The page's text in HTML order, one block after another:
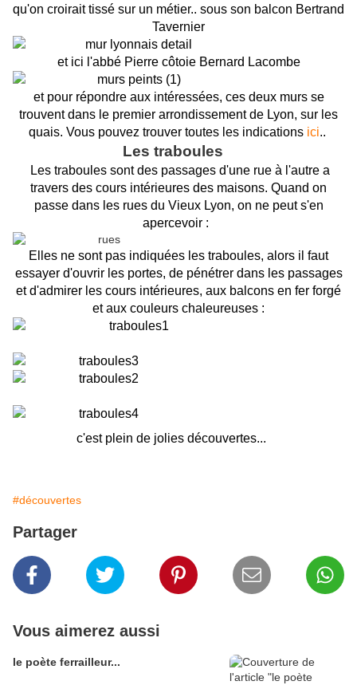
qu'on croirait tissé sur un métier.. sous son balcon Bertrand
Tavernier
et ici l'abbé Pierre côtoie Bernard Lacombe
et pour répondre aux intéressées, ces deux murs se
trouvent dans le premier arrondissement de Lyon, sur les
quais. Vous pouvez trouver toutes les indications ici..
Les traboules
Les traboules sont des passages d'une rue à l'autre a
travers des cours intérieures des maisons. Quand on
passe dans les rues du Vieux Lyon, on ne peut s'en
apercevoir :
Elles ne sont pas indiquées les traboules, alors il faut
essayer d'ouvrir les portes, de pénétrer dans les passages
et d'admirer les cours intérieures, aux balcons en fer forgé
et aux couleurs chaleureuses :
c'est plein de jolies découvertes...
#découvertes
Partager
Vous aimerez aussi
le poète ferrailleur...